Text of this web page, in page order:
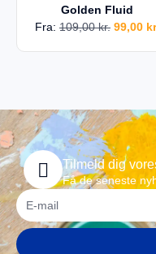
Golden Fluid
Fra: 109,00kr. 99,00
Tilmeld dig
Få de seneste